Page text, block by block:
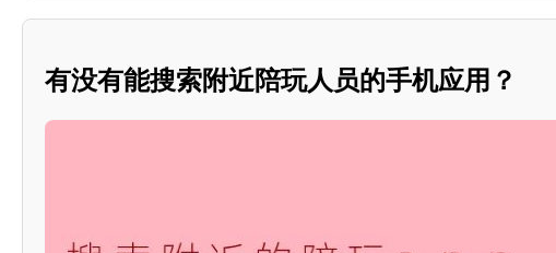
有没有能搜索附近陪玩人员的手机应用？